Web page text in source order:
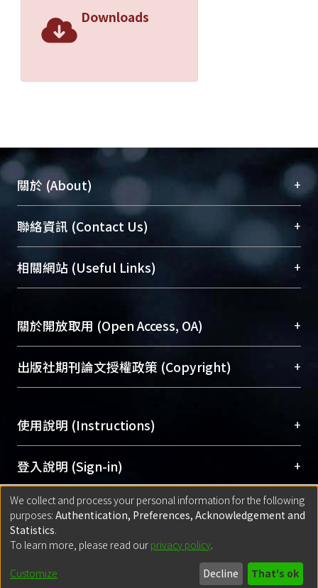
Downloads
關於 (About) +
臺大位居世界頂尖大學之列，為永久珍藏及向國際
展現本校豐碩的研究成果及學術能量，圖書館整合
機構典藏（NTUR）與學術庫（AH）不同功能平
台，成為臺大學術典藏NTU scholars。期能整合研
成果。
To permanently archive and promote researcher
profiles and scholarly works, Library integrates the
services of “NTU Repository” with “Academic
聯絡資訊 (Contact Us) +
總館學科館員(Main Library)
醫學圖書館學科館員(Medical Library)
Sciences Library)
相關網站 (Useful Links) +
關於開放取用 (Open Access, OA) +
開放取用是從使用者角度提升資訊取用性的社會運
動，應用在學術研究上是透過將研究著作公開供使
用逐年攀升。同時可加速研究發展、提升研究影響
Archive）平台。 （點選深入了解OA）
出版社期刊論文授權政策 (Copyright) +
含部分內容的版權非匯入者所有，或由第三方贊
助與合作完成，請確認該版權所有者及第三方同
意提供此授權。
Please represent that the submission is your
original work, and that you have the right to
grant the rights to upload.
若欲上傳已出版的全文電子檔，可使用
policy finder
網站查詢，以確認出版單位之版權
政策。
使用說明 (Instructions) +
網站簡介(Quickstart Guide)
使用手冊(Instruction Manual)
線上預約服務(Booking Service)
登入說明 (Sign-in) +
方案一：臺灣大學計算機中心帳號登入
(With C&INC Email Account)
方案二：ORCID帳號登入(With ORCID)
匯入著作 (Submission) +
方案一：定期更新ORCID者，以ID匯入
for identifier (ORCID))
Built withDSpace-CRIS software
- Extension maintained and optimized
We collect and process your personal information for the following
purposes: Authentication, Preferences, Acknowledgement and
Statistics.
To learn more, please read our privacy policy.
Customize Decline That's ok